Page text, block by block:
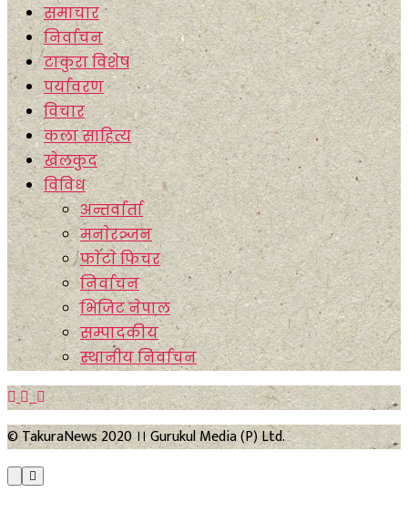
समाचार
निर्वाचन
टाकुरा विशेष
पर्यावरण
विचार
कला साहित्य
खेलकुद
विविध
अन्तर्वार्ता
मनाेरञ्जन
फाेटाे फिचर
निर्वाचन
भिजिट नेपाल
सम्पादकीय
स्थानीय निर्वाचन
© TakuraNews 2020 ।। Gurukul Media (P) Ltd.